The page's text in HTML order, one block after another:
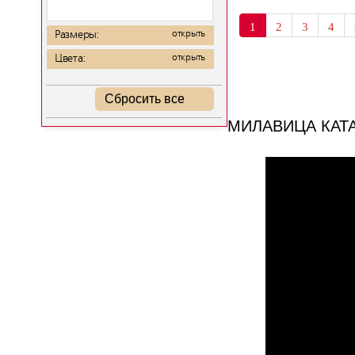
Размеры: открыть
Цвета: открыть
Сбросить все
1 2 3 4
МИЛАВИЦА